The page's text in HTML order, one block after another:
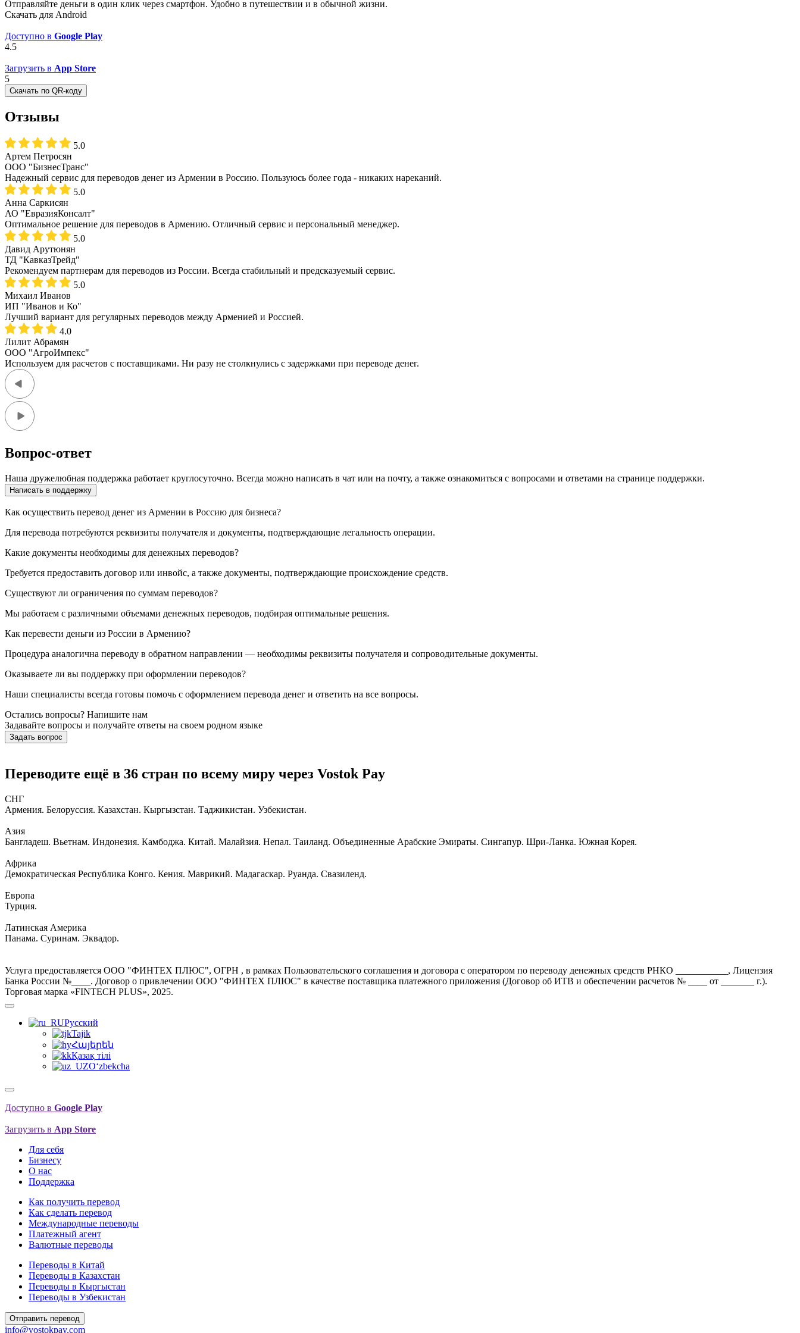
Отправляйте деньги в один клик через смартфон. Удобно в путешествии и в обычной жизни.
Скачать для Android
Доступно в Google Play
4.5
Загрузить в App Store
5
Скачать по QR-коду
Отзывы
5.0
Артем Петросян
ООО "БизнесТранс"
Надежный сервис для переводов денег из Армении в Россию. Пользуюсь более года - никаких нареканий.
5.0
Анна Саркисян
АО "ЕвразияКонсалт"
Оптимальное решение для переводов в Армению. Отличный сервис и персональный менеджер.
5.0
Давид Арутюнян
ТД "КавказТрейд"
Рекомендуем партнерам для переводов из России. Всегда стабильный и предсказуемый сервис.
5.0
Михаил Иванов
ИП "Иванов и Ко"
Лучший вариант для регулярных переводов между Арменией и Россией.
4.0
Лилит Абрамян
ООО "АгроИмпекс"
Используем для расчетов с поставщиками. Ни разу не столкнулись с задержками при переводе денег.
Вопрос-ответ
Наша дружелюбная поддержка работает круглосуточно. Всегда можно написать в чат или на почту, а также ознакомиться с вопросами и ответами на странице поддержки.
Написать в поддержку
Как осуществить перевод денег из Армении в Россию для бизнеса?
Для перевода потребуются реквизиты получателя и документы, подтверждающие легальность операции.
Какие документы необходимы для денежных переводов?
Требуется предоставить договор или инвойс, а также документы, подтверждающие происхождение средств.
Существуют ли ограничения по суммам переводов?
Мы работаем с различными объемами денежных переводов, подбирая оптимальные решения.
Как перевести деньги из России в Армению?
Процедура аналогична переводу в обратном направлении — необходимы реквизиты получателя и сопроводительные документы.
Оказываете ли вы поддержку при оформлении переводов?
Наши специалисты всегда готовы помочь с оформлением перевода денег и ответить на все вопросы.
Остались вопросы? Напишите нам
Задавайте вопросы и получайте ответы на своем родном языке
Задать вопрос
Переводите ещё в 36 стран по всему миру через Vostok Pay
СНГ
Армения. Белоруссия. Казахстан. Кыргызстан. Таджикистан. Узбекистан.
Азия
Бангладеш. Вьетнам. Индонезия. Камбоджа. Китай. Малайзия. Непал. Таиланд. Объединенные Арабские Эмираты. Сингапур. Шри-Ланка. Южная Корея.
Африка
Демократическая Республика Конго. Кения. Маврикий. Мадагаскар. Руанда. Свазиленд.
Европа
Турция.
Латинская Америка
Панама. Суринам. Эквадор.
Услуга предоставляется ООО "ФИНТЕХ ПЛЮС", ОГРН , в рамках Пользовательского соглашения и договора с оператором по переводу денежных средств РНКО ___________, Лицензия
Банка России №____. Договор о привлечении ООО "ФИНТЕХ ПЛЮС" в качестве поставщика платежного приложения (Договор об ИТВ и обеспечении расчетов № ____ от _______ г.).
Торговая марка «FINTECH PLUS», 2025.
Русский
Tajik
Հայերեն
Қазақ тілі
O‘zbekcha
Доступно в Google Play
Загрузить в App Store
Для себя
Бизнесу
О нас
Поддержка
Как получить перевод
Как сделать перевод
Международные переводы
Платежный агент
Валютные переводы
Переводы в Китай
Переводы в Казахстан
Переводы в Кыргыстан
Переводы в Узбекистан
Отправить перевод
info@vostokpay.com